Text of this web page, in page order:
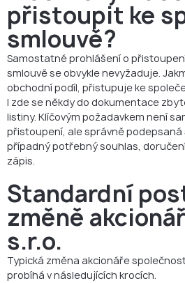
přistoupit ke
smlouvě?
Samostatné prohlášení o
smlouvě se obvykle nevyžaduje.
obchodní podíl, přistupuje ke
I zde se někdy do dokumentace
listiny. Klíčovým požadavkem není
přistoupení, ale správně podepsaná
případný potřebný souhlas,
zápis.
Standardní
změně
s.r.o.
Typická změna akcionáře
probíhá v následujících krocích.